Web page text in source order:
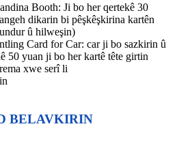
Booth: Ji bo her qertekê 30
dikarin bi pêşkêşkirina kartên
û hilweşin)
Card for Car: car ji bo sazkirin û
50 yuan ji bo her kartê tête girtin
xwe serî li
BELAVKIRIN